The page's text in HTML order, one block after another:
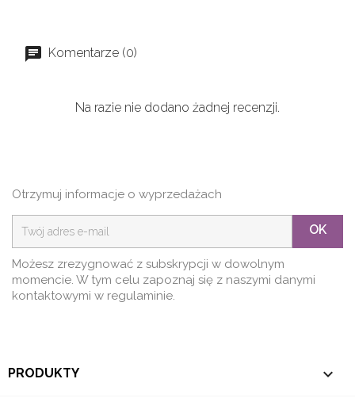
Komentarze (0)
Na razie nie dodano żadnej recenzji.
Otrzymuj informacje o wyprzedażach
OK
Możesz zrezygnować z subskrypcji w dowolnym
momencie. W tym celu zapoznaj się z naszymi danymi
kontaktowymi w regulaminie.
PRODUKTY 